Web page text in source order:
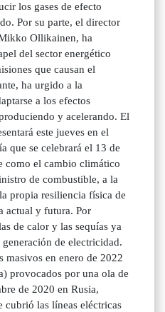
los gases de efecto
Por su parte, el director
Ollikainen, ha
del sector energético
que causan el
ha urgido a la
a los efectos
y acelerando. El
este jueves en el
que se celebrará el 13 de
como el cambio climático
de combustible, a la
propia resiliencia física de
actual y futura. Por
de calor y las sequías ya
de electricidad.
masivos en enero de 2022
provocados por una ola de
de 2020 en Rusia,
cubrió las líneas eléctricas